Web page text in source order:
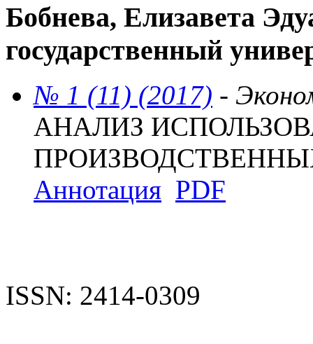
Бобнева, Елизавета
государственный
№ 1 (11) (2017) -
АНАЛИЗ
Аннотация PDF
ISSN: 2414-0309